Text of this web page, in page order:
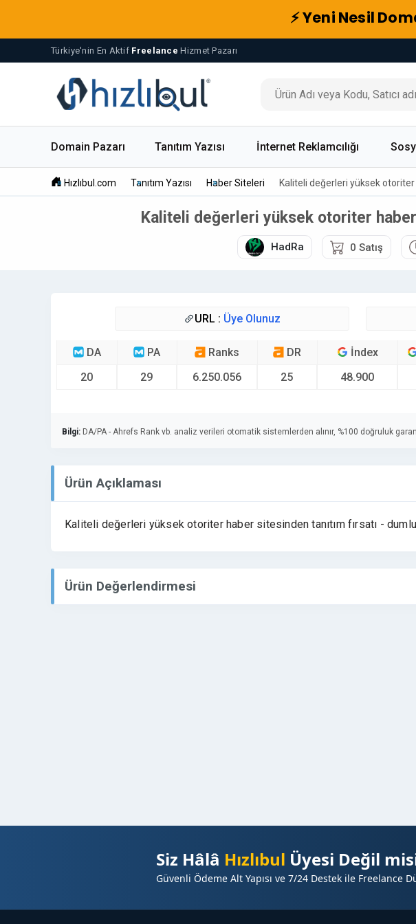
⚡ Yeni Nesil
Türkiye'nin En Aktif Freelance Hizmet Pazarı
Domain Pazarı Tanıtım Yazısı İnternet Reklamcılığı
Hızlıbul.com Tanıtım Yazısı Haber Siteleri Kaliteli değerleri yüksek
Kaliteli değerleri yüksek otoriter
HadRa 0 Satış
URL : Üye Olunuz
DA
20
PA
29
Ranks
6.250.056
DR
25
İndex
48.900
Bilgi: DA/PA - Ahrefs Rank vb. analiz verileri otomatik sistemlerden alınır, %100 doğruluk
Ürün Açıklaması
Kaliteli değerleri yüksek otoriter haber sitesinden tanıtım fırsatı -
Ürün Değerlendirmesi
Siz Hâlâ Hızlıbul Üyesi Değil
Güvenli Ödeme Alt Yapısı ve 7/24 Destek ile Freelance